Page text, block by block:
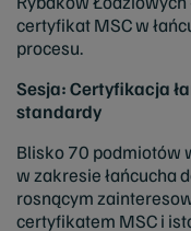
certyfikat MSC w
procesu.
Sesja: Certyfikacja
standardy
Blisko 70 podmiotów
w zakresie łańcucha
rosnącym
certyfikatem MSC i